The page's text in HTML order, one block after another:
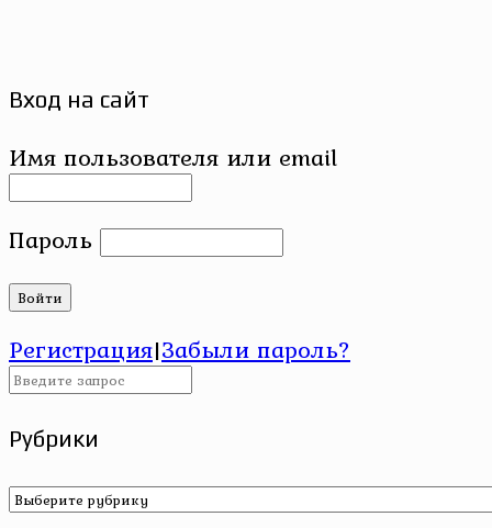
Вход на сайт
Имя пользователя или email
Пароль
Регистрация|Забыли пароль?
Рубрики
Рубрики